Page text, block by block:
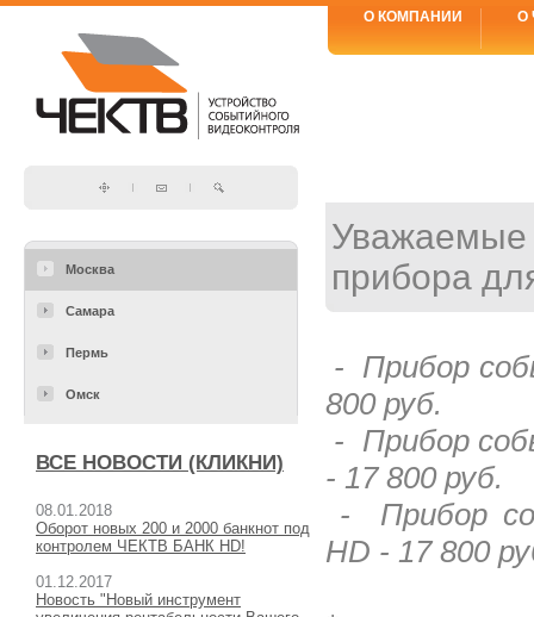
Москва
Самара
Пермь
Омск
ВСЕ НОВОСТИ (КЛИКНИ)
08.01.2018
Оборот новых 200 и 2000 банкнот под
контролем ЧЕКТВ БАНК HD!
01.12.2017
Новость "Новый инструмент
О КОМПАНИИ О
Уважаемые
прибора
- Прибор
800 руб.
- Прибор
- 17 800 руб.
-
Прибор
HD - 17 800